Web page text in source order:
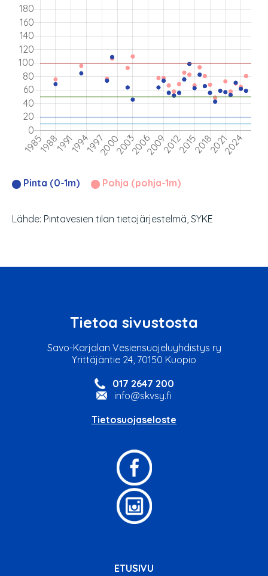
Pinta (0-1m) Pohja (pohja-1m)
Lähde: Pintavesien tilan tietojärjestelmä, SYKE
Tietoa sivustosta
Savo-Karjalan Vesiensuojeluyhdistys ry
Yrittäjäntie 24, 70150 Kuopio
017 2647 200
info@skvsy.fi
Tietosuojaseloste
ETUSIVU